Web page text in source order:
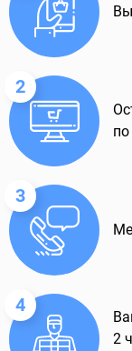
2
3
4
2